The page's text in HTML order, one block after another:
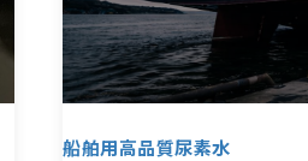
船舶用高品質尿素水